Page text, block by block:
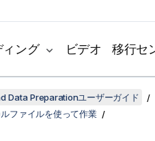
ィング ビデオ 移行セ
Data Preparationユーザーガイド
ファイルを使って作業